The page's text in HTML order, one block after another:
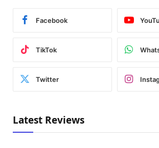
Facebook
TikTok
Twitter
Latest Reviews